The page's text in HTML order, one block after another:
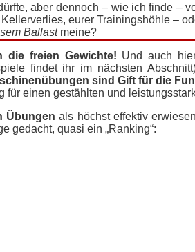
aber dennoch – wie ich finde –
eurer Trainingshöhle –
Ballast meine?
die freien Gewichte! Und auch
findet ihr im nächsten
sind Gift für die
einen gestählten und
Übungen als höchst effektiv
gedacht, quasi ein „Ranking“: